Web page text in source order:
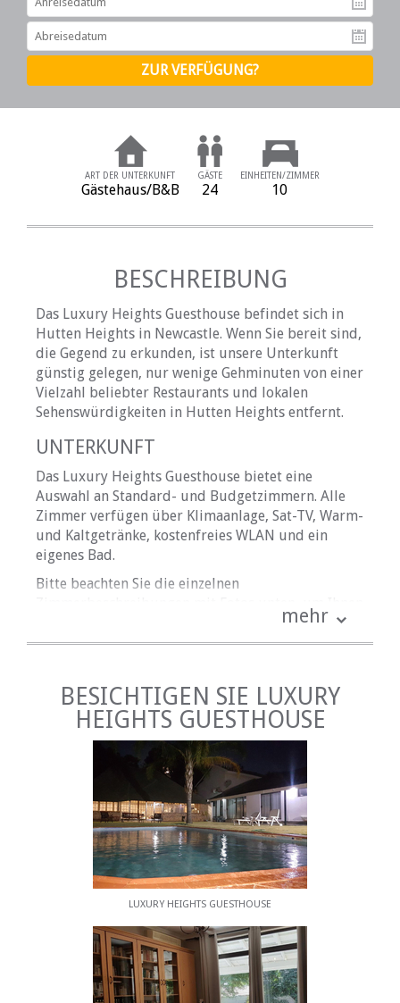
ART DER UNTERKUNFT
Gästehaus/B&B
GÄSTE
24
EINHEITEN/ZIMMER
10
BESCHREIBUNG
Das Luxury Heights Guesthouse befindet sich in
Hutten Heights in Newcastle. Wenn Sie bereit sind,
die Gegend zu erkunden, ist unsere Unterkunft
günstig gelegen, nur wenige Gehminuten von einer
Vielzahl beliebter Restaurants und lokalen
Sehenswürdigkeiten in Hutten Heights entfernt.
UNTERKUNFT
Das Luxury Heights Guesthouse bietet eine
Auswahl an Standard- und Budgetzimmern. Alle
Zimmer verfügen über Klimaanlage, Sat-TV, Warm-
und Kaltgetränke, kostenfreies WLAN und ein
eigenes Bad.
Bitte beachten Sie die einzelnen
EINRICHTUNGEN
• Fernseher mit Satellitenkanälen
• Tee- / Kaffeezubehör
• Schwimmbad
• Sicheres Parken
Aufpreis erhältlich.
DER BEREICH
mehr
BESICHTIGEN SIE LUXURY
HEIGHTS GUESTHOUSE
LUXURY HEIGHTS GUESTHOUSE